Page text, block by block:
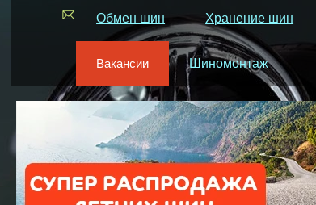
Обмен шин Хранение шин
Вакансии Шиномонтаж